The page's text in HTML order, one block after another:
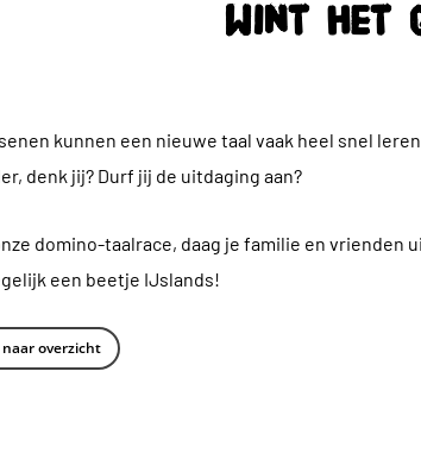
wint het
kunnen een nieuwe taal vaak heel snel
denk jij? Durf jij de uitdaging aan?
domino-taalrace, daag je familie en vrienden
een beetje IJslands!
overzicht